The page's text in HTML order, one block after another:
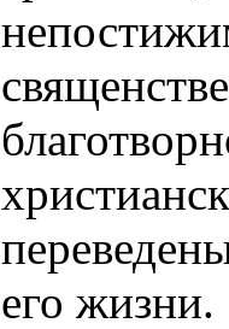
его жизни.